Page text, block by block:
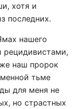
хотя и
последних.
нашего
рецидивистами,
наш пророк
тьме
для меня не
но страстных